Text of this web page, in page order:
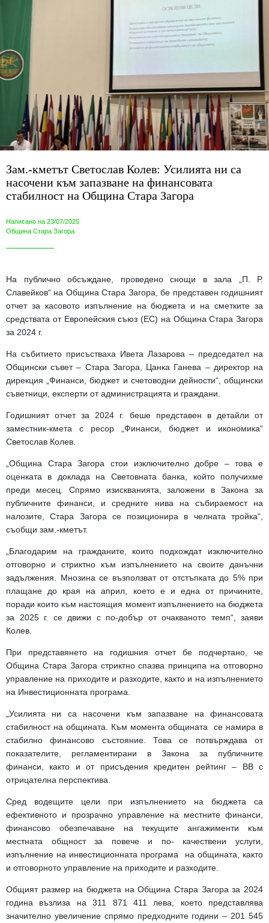
Зам.-кметът Светослав Колев: Усилията ни са
насочени към запазване на финансовата
стабилност на Община Стара Загора
Написано на 23/07/2025
Община Стара Загора
На публично обсъждане, проведено снощи в зала „П. Р.
Славейков“ на Община Стара Загора, бе представен годишният
отчет за касовото изпълнение на бюджета и на сметките за
средствата от Европейския съюз (ЕС) на Община Стара Загора
за 2024 г.
На събитието присъстваха Ивета Лазарова – председател на
Общински съвет – Стара Загора, Цанка Ганева – директор на
дирекция „Финанси, бюджет и счетоводни дейности“, общински
съветници, експерти от администрацията и граждани.
Годишният отчет за 2024 г. беше представен в детайли от
заместник-кмета с ресор „Финанси, бюджет и икономика“
Светослав Колев.
„Община Стара Загора стои изключително добре – това е
оценката в доклада на Световната банка, който получихме
преди месец. Спрямо изискванията, заложени в Закона за
публичните финанси, и средните нива на събираемост на
налозите, Стара Загора се позиционира в челната тройка“,
съобщи зам.-кметът.
„Благодарим на гражданите, които подхождат изключително
отговорно и стриктно към изпълнението на своите данъчни
задължения. Мнозина се възползват от отстъпката до 5% при
плащане до края на април, което е и една от причините,
поради които към настоящия момент изпълнението на бюджета
за 2025 г. се движи с по-добър от очакваното темп“, заяви
Колев.
При представянето на годишния отчет бе подчертано, че
Община Стара Загора стриктно спазва принципа на отговорно
управление на приходите и разходите, както и на изпълнението
на Инвестиционната програма.
„Усилията ни са насочени към запазване на финансовата
стабилност на общината. Към момента общината се намира в
стабилно финансово състояние. Това се потвърждава от
показателите, регламентирани в Закона за публичните
финанси, както и от присъдения кредитен рейтинг – BB с
отрицателна перспектива.
Сред водещите цели при изпълнението на бюджета са
ефективното и прозрачно управление на местните финанси,
финансово обезпечаване на текущите ангажименти към
местната общност за повече и по- качествени услуги,
изпълнение на инвестиционната програма на общината, както
и отговорното управление на приходите и разходите.
Общият размер на бюджета на Община Стара Загора за 2024
година възлиза на 311 871 411 лева, което представлява
значително увеличение спрямо предходните години – 201 545